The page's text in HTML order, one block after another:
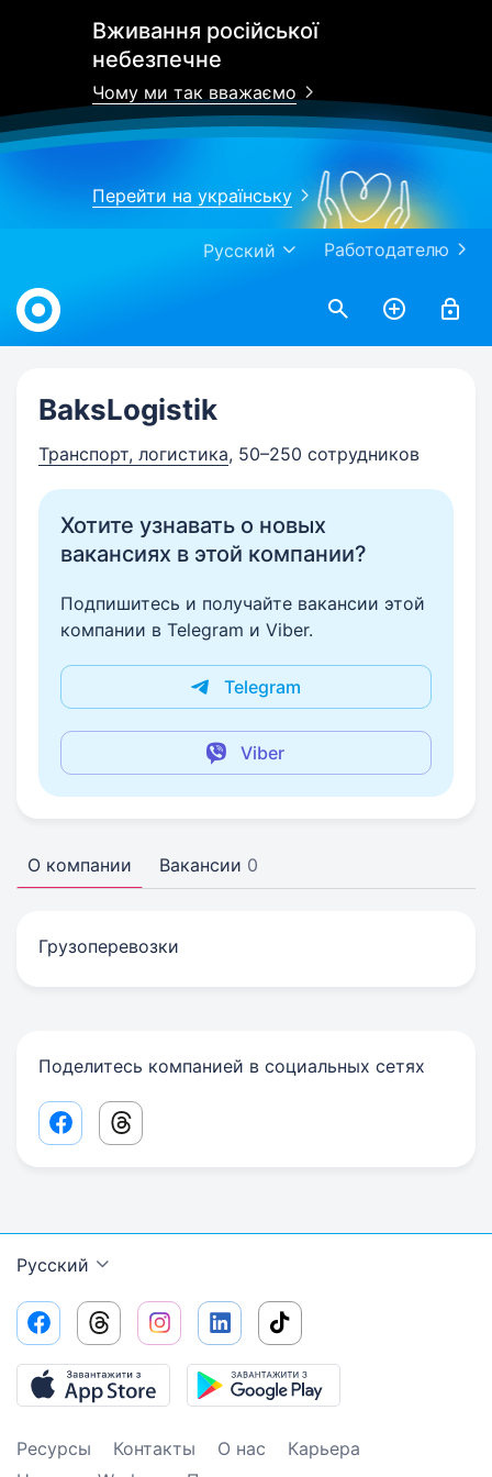
Вживання російської
небезпечне
Чому ми так вважаємо
Перейти на українську
Работодателю
Русский
Work.ua
BaksLogistik
Транспорт, логистика, 50–250 сотрудников
Хотите узнавать о новых
вакансиях в этой компании?
Подпишитесь и получайте вакансии этой
компании в Telegram и Viber.
Telegram
Viber
О компании Вакансии 0
Грузоперевозки
Поделитесь компанией в социальных сетях
Facebook share link
Threads share link
Русский
Ресурсы Контакты О нас
Карьера